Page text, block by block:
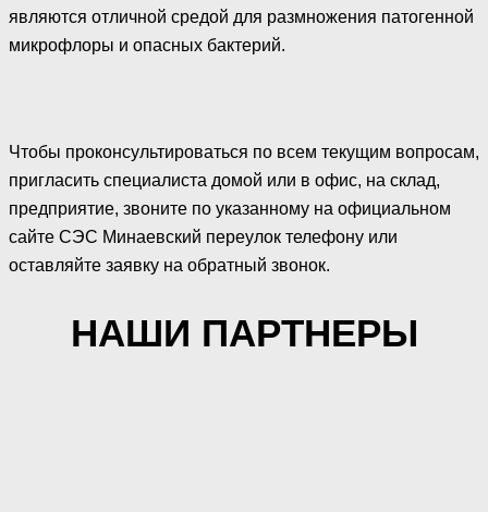
являются отличной средой для размножения патогенной
микрофлоры и опасных бактерий.
Чтобы проконсультироваться по всем текущим вопросам,
пригласить специалиста домой или в офис, на склад,
предприятие, звоните по указанному на официальном
сайте СЭС Минаевский переулок телефону или
оставляйте заявку на обратный звонок.
НАШИ ПАРТНЕРЫ